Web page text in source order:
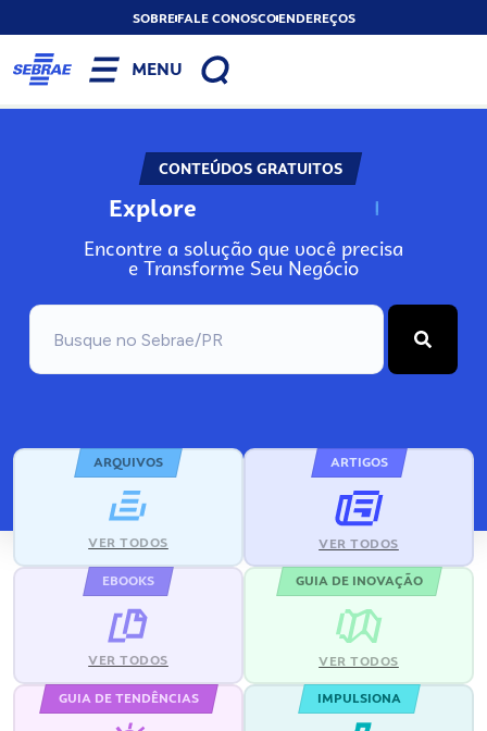
SOBREFALE CONOSCOENDEREÇOS
MENU
CONTEÚDOS GRATUITOS
Explore N
Encontre a solução que você precisa
e Transforme Seu Negócio
ARQUIVOS
VER TODOS
ARTIGOS
VER TODOS
EBOOKS
VER TODOS
GUIA DE INOVAÇÃO
VER TODOS
GUIA DE TENDÊNCIAS IMPULSIONA